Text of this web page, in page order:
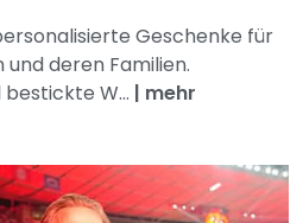
Geschenke für
deren Familien.
W... | mehr